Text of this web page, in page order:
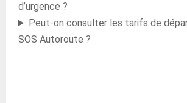
d’urgence ?
Peut-on consulter les tarifs de
SOS Autoroute ?